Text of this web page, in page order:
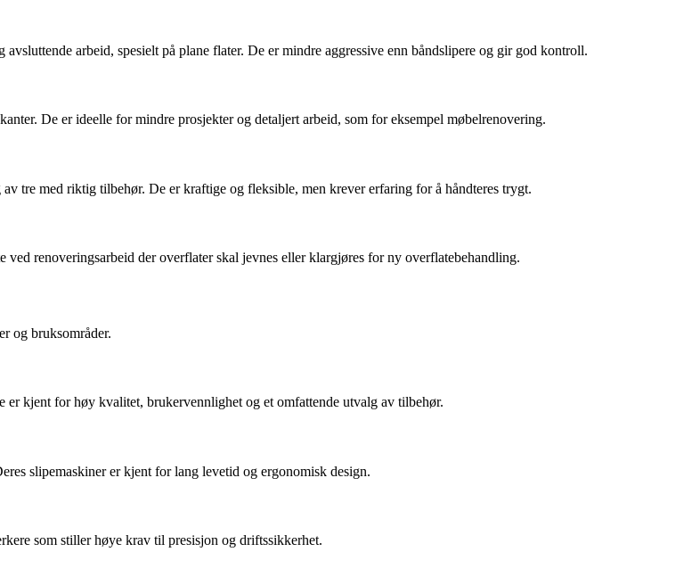
arbeid, spesielt på plane flater. De er mindre aggressive enn båndslipere og gir god kontroll.
De er ideelle for mindre prosjekter og detaljert arbeid, som for eksempel møbelrenovering.
tre med riktig tilbehør. De er kraftige og fleksible, men krever erfaring for å håndteres trygt.
renoveringsarbeid der overflater skal jevnes eller klargjøres for ny overflatebehandling.
og bruksområder.
kjent for høy kvalitet, brukervennlighet og et omfattende utvalg av tilbehør.
slipemaskiner er kjent for lang levetid og ergonomisk design.
som stiller høye krav til presisjon og driftssikkerhet.